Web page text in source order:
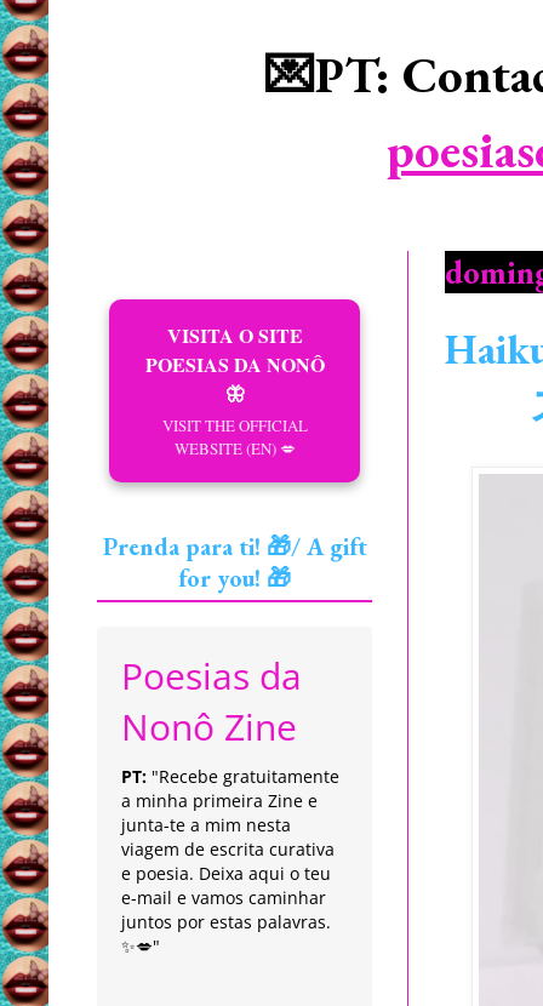
💌PT:
VISITA O SITE
POESIAS DA NONÔ
🦋
VISIT THE OFFICIAL
WEBSITE (EN) 💋
Prenda para ti! 🎁/ A gift
for you! 🎁
Poesias da
Nonô Zine
PT: "Recebe gratuitamente
a minha primeira Zine e
junta-te a mim nesta
viagem de escrita curativa
e poesia. Deixa aqui o teu
e-mail e vamos caminhar
juntos por estas palavras.
✨💋"